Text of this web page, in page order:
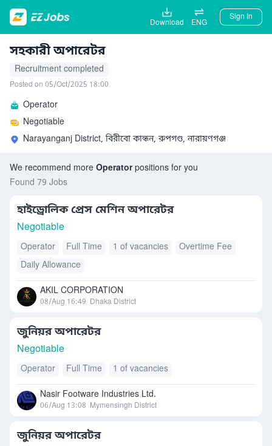
Download ENG
Sign In
সহকারী অপারেটর
Recruitment completed
Posted on 05/Oct/2025 18:00
Operator
Negotiable
Narayanganj District, বিরীবো কান্ধন, রুপগণ্ড, নারায়ণগঞ্জ
We recommend more Operatorpositions for you
Found 79 Jobs
হাইড্রোলিক প্রেস মেশিন অপারেটর
Negotiable
Operator Full Time 1 of vacancies
Overtime Fee
Daily Allowance
AKIL CORPORATION
08/Aug 16:49 Dhaka District
জুনিয়র অপারেটর
Negotiable
Operator Full Time 1 of vacancies
Nasir Footware Industries Ltd.
06/Aug 13:08 Mymensingh District
জুনিয়র অপারেটর